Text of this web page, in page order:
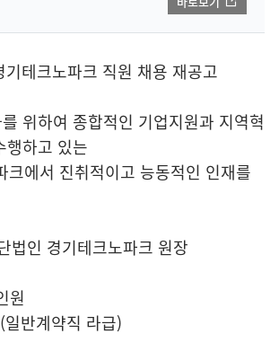
테크노파크 직원 채용 재공고
위하여 종합적인 기업지원과 지역혁
행하고 있는
크에서 진취적이고 능동적인 인재를
법인 경기테크노파크 원장
원
반계약직 라급)